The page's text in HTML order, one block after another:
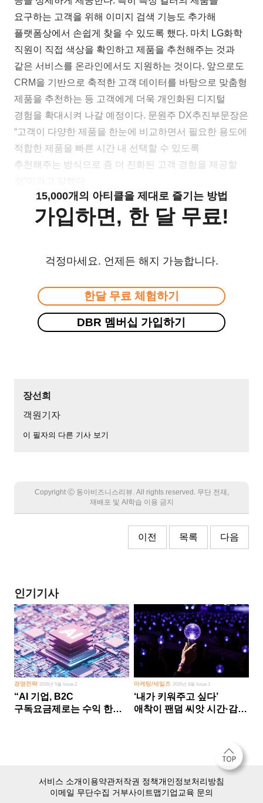
요구하는 고객을 위해 이미지 검색 기능도 추가해
플랫폼상에서 손쉽게 찾을 수 있도록 했다. 마치 LG화학
직원이 직접 색상을 확인하고 제품을 추천해주는 것과
같은 서비스를 온라인에서도 지원하는 것이다. 앞으로도
CRM을 기반으로 축적한 고객 데이터를 바탕으로 맞춤형
제품을 추천하는 등 고객에게 더욱 개인화된 디지털
경험을 확대시켜 나갈 예정이다. 문원주 DX추진부문장은
“고객이 다양한 제품을 한눈에 비교하면서 필요한 용도에
적합한 제품을 빠른 시간 내 선택할 수 있도록
추천해주는 방식으로 좀 더 진화된 고객 경험을 제공할
15,000개의 아티클을 제대로 즐기는 방법
가입하면, 한 달 무료!
걱정마세요. 언제든 해지 가능합니다.
한달 무료 체험하기
DBR 멤버십 가입하기
장선희
객원기자
이 필자의 다른 기사 보기
Copyright Ⓒ 동아비즈니스리뷰. All rights reserved. 무단 전재,
재배포 및 AI학습 이용 금지
이전 목록 다음
인기기사
경영전략 2026년 5월 Issue 2
“AI 기업, B2C
구독요금제로는 수익 한계
마케팅/세일즈 2026년 8월 Issue 1
‘내가 키워주고 싶다’
애착이 팬덤 씨앗 시간·감정
서비스 소개이용약관저작권 정책개인정보처리방침
이메일 무단수집 거부사이트맵기업교육 문의